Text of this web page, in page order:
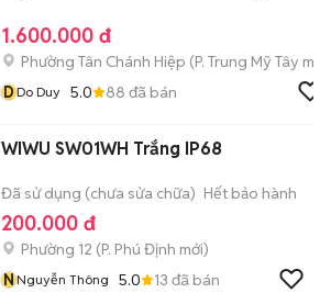
1.600.000 đ
Phường Tân Chánh Hiệp (P. Trung Mỹ Tây mới)
DDo Duy 5.0 88 đã bán
WIWU SW01WH Trắng IP68
Đã sử dụng (chưa sửa chữa) Hết bảo hành
200.000 đ
Phường 12 (P. Phú Định mới)
NNguyễn Thông 5.0 13 đã bán